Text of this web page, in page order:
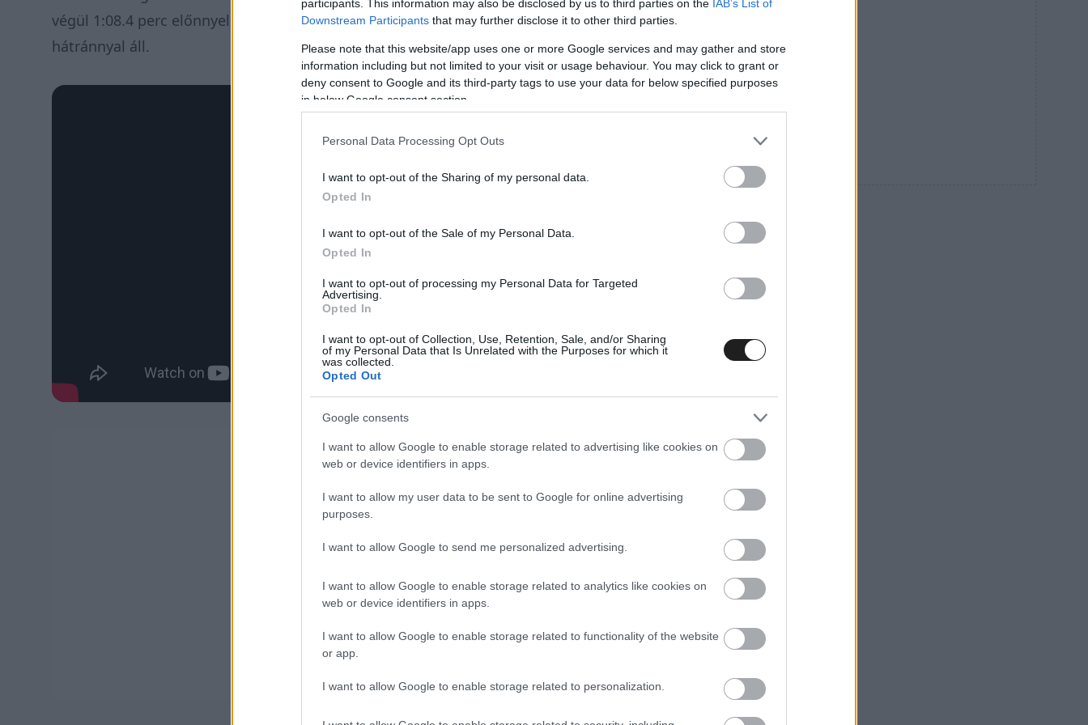
participants. This information may also be disclosed by us to third parties on the IAB’s List of
Downstream Participants that may further disclose it to other third parties.
Please note that this website/app uses one or more Google services and may gather and store
information including but not limited to your visit or usage behaviour. You may click to grant or
deny consent to Google and its third-party tags to use your data for below specified purposes
in below Google consent section.
Personal Data Processing Opt Outs
I want to opt-out of the Sharing of my personal data.
Opted In
I want to opt-out of the Sale of my Personal Data.
Opted In
I want to opt-out of processing my Personal Data for Targeted
Advertising.
Opted In
I want to opt-out of Collection, Use, Retention, Sale, and/or Sharing
of my Personal Data that Is Unrelated with the Purposes for which it
was collected.
Opted Out
Google consents
I want to allow Google to enable storage related to advertising like cookies on
web or device identifiers in apps.
I want to allow my user data to be sent to Google for online advertising
purposes.
I want to allow Google to send me personalized advertising.
I want to allow Google to enable storage related to analytics like cookies on
web or device identifiers in apps.
I want to allow Google to enable storage related to functionality of the website
or app.
I want to allow Google to enable storage related to personalization.
végül 1:08.4 perc előnnyel zárt Elfyn Evans előtt, míg Sébastien Ogier további 6.5 másodperc
hátránnyal áll.